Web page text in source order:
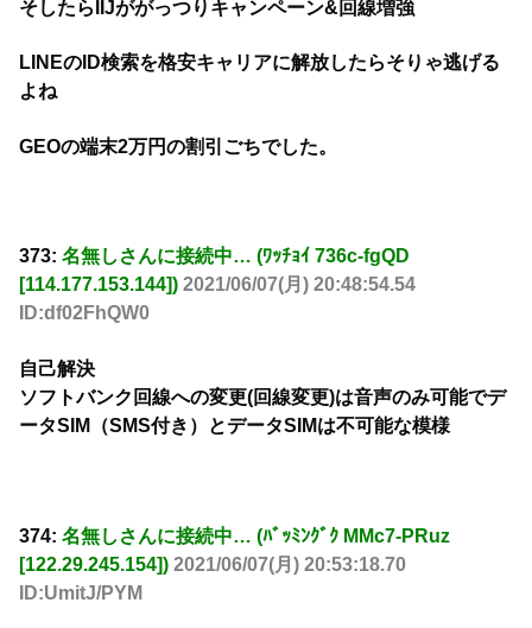
そしたらIIJががっつりキャンペーン&回線増強
LINEのID検索を格安キャリアに解放したらそりゃ逃げる
よね
GEOの端末2万円の割引ごちでした。
373: 名無しさんに接続中… (ﾜｯﾁｮｲ 736c-fgQD
[114.177.153.144]) 2021/06/07(月) 20:48:54.54
ID:df02FhQW0
自己解決
ソフトバンク回線への変更(回線変更)は音声のみ可能でデ
ータSIM（SMS付き）とデータSIMは不可能な模様
374: 名無しさんに接続中… (ﾊﾞｯﾐﾝｸﾞｸ MMc7-PRuz
[122.29.245.154]) 2021/06/07(月) 20:53:18.70
ID:UmitJ/PYM